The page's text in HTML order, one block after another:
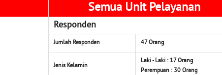
Semua Unit Pelayanan
Responden
Jumlah Responden 47 Orang
Jenis Kelamin
Laki - Laki : 17 Orang
Perempuan : 30 Orang